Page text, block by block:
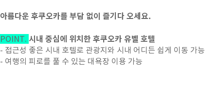
아름다운 후쿠오카를 부담 없이 즐기다 오세요.
POINT. 시내 중심에 위치한 후쿠오카 유벨 호텔
- 접근성 좋은 시내 호텔로 관광지와 시내 어디든 쉽게 이동 가능
- 여행의 피로를 풀 수 있는 대욕장 이용 가능